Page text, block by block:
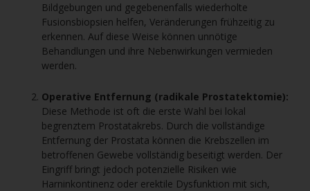
Bildgebungen und gegebenenfalls wiederholte
Fusionsbiopsien helfen, Veränderungen frühzeitig zu
erkennen. Auf diese Weise können unnötige
Behandlungen und ihre Nebenwirkungen vermieden
werden.
Operative Entfernung (radikale Prostatektomie):
Diese Methode ist oft die erste Wahl bei lokal
begrenztem Prostatakrebs. Durch die vollständige
Entfernung der Prostata können die Krebszellen im
betroffenen Gewebe vollständig beseitigt werden. Der
Eingriff bringt jedoch potenzielle Risiken wie
Harninkontinenz oder erektile Dysfunktion mit sich,